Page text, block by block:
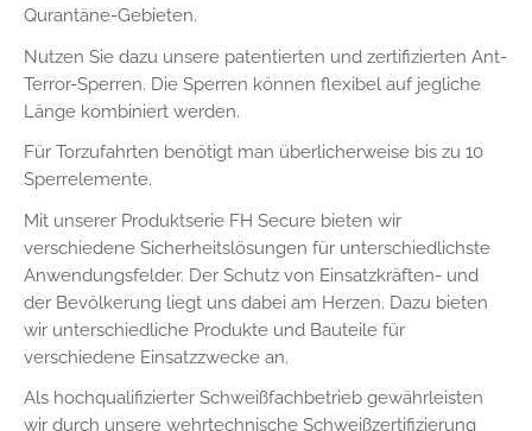
Qurantäne-Gebieten.
Nutzen Sie dazu unsere patentierten und zertifizierten Ant-
Terror-Sperren. Die Sperren können flexibel auf jegliche
Länge kombiniert werden.
Für Torzufahrten benötigt man überlicherweise bis zu 10
Sperrelemente.
Mit unserer Produktserie FH Secure bieten wir
verschiedene Sicherheitslösungen für unterschiedlichste
Anwendungsfelder. Der Schutz von Einsatzkräften- und
der Bevölkerung liegt uns dabei am Herzen. Dazu bieten
wir unterschiedliche Produkte und Bauteile für
verschiedene Einsatzzwecke an.
Als hochqualifizierter Schweißfachbetrieb gewährleisten
wir durch unsere wehrtechnische Schweißzertifizierung
STATISTIK
Statistik Cookies erfassen Informationen anonym.
unsere Besucher unsere Website nutzen.
_pk_ses.1.ccca
_pk_ses.1.ccca
Anbieter:
friedrich-hippe.de
Zweck:
Speichert Informationen, um Erkenntnisse darüber zu